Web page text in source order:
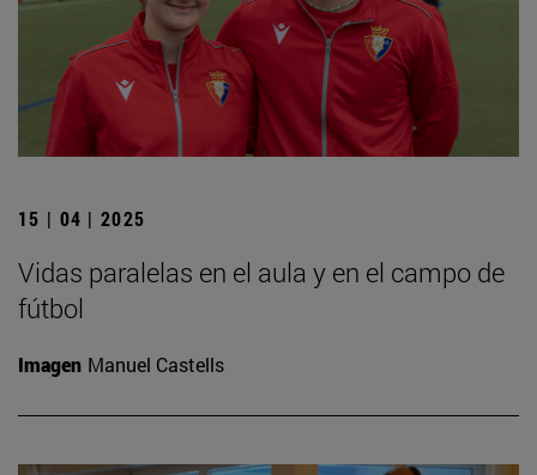
15 | 04 | 2025
Vidas paralelas en el aula y en el campo de
fútbol
Imagen Manuel Castells